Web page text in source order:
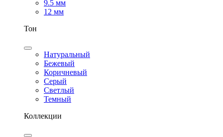
9.5 мм
12 мм
Тон
Натуральный
Бежевый
Коричневый
Серый
Светлый
Темный
Коллекции